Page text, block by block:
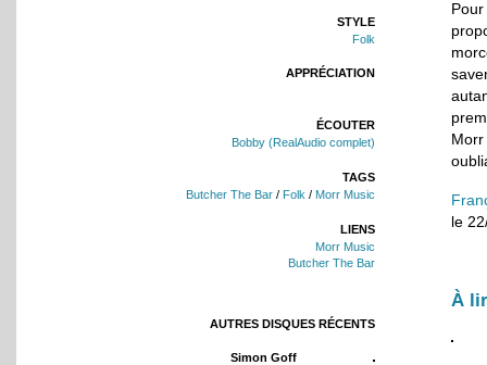
STYLE
Folk
APPRÉCIATION
ÉCOUTER
Bobby (RealAudio complet)
TAGS
Butcher The Bar / Folk / Morr Music
LIENS
Morr Music
Butcher The Bar
AUTRES DISQUES RÉCENTS
Simon Goff
le
À